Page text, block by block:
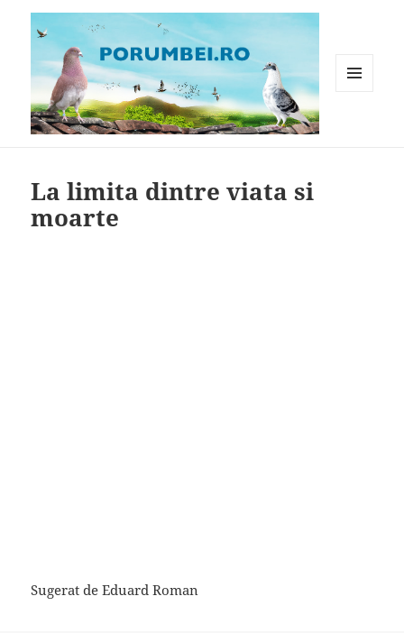
La limita dintre viata si
moarte
Sugerat de Eduard Roman